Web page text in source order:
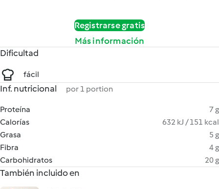
Registrarse gratis
Más información
Dificultad
fácil
Inf. nutricional por 1 portion
Proteína
7 g
Calorías
632 kJ / 151 kcal
Grasa
5 g
Fibra
4 g
Carbohidratos
20 g
También incluido en